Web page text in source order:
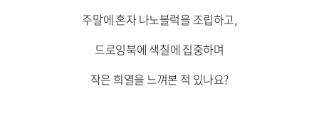
주말에 혼자 나노블럭을 조립하고,
드로잉북에 색칠에 집중하며
작은 희열을 느껴본 적 있나요?